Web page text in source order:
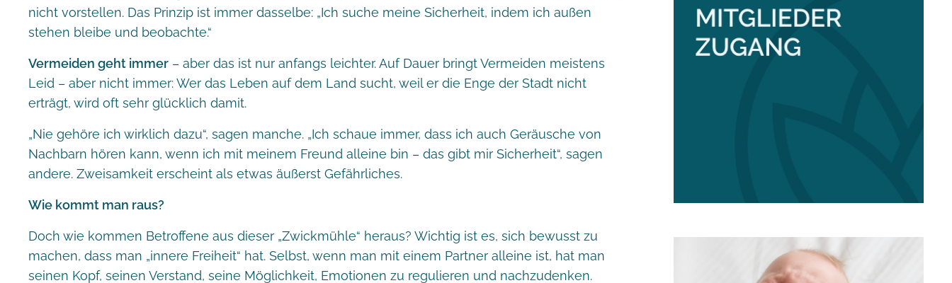
nicht vorstellen. Das Prinzip ist immer dasselbe: „Ich suche meine Sicherheit, indem ich außen
stehen bleibe und beobachte.“
Vermeiden geht immer – aber das ist nur anfangs leichter. Auf Dauer bringt Vermeiden meistens
Leid – aber nicht immer: Wer das Leben auf dem Land sucht, weil er die Enge der Stadt nicht
erträgt, wird oft sehr glücklich damit.
„Nie gehöre ich wirklich dazu“, sagen manche. „Ich schaue immer, dass ich auch Geräusche von
Nachbarn hören kann, wenn ich mit meinem Freund alleine bin – das gibt mir Sicherheit“, sagen
andere. Zweisamkeit erscheint als etwas äußerst Gefährliches.
Wie kommt man raus?
Doch wie kommen Betroffene aus dieser „Zwickmühle“ heraus? Wichtig ist es, sich bewusst zu
machen, dass man „innere Freiheit“ hat. Selbst, wenn man mit einem Partner alleine ist, hat man
seinen Kopf, seinen Verstand, seine Möglichkeit, Emotionen zu regulieren und nachzudenken.